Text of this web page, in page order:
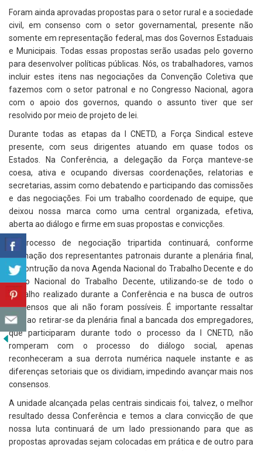
Foram ainda aprovadas propostas para o setor rural e a sociedade
civil, em consenso com o setor governamental, presente não
somente em representação federal, mas dos Governos Estaduais
e Municipais. Todas essas propostas serão usadas pelo governo
para desenvolver políticas públicas. Nós, os trabalhadores, vamos
incluir estes itens nas negociações da Convenção Coletiva que
fazemos com o setor patronal e no Congresso Nacional, agora
com o apoio dos governos, quando o assunto tiver que ser
resolvido por meio de projeto de lei.
Durante todas as etapas da I CNETD, a Força Sindical esteve
presente, com seus dirigentes atuando em quase todos os
Estados. Na Conferência, a delegação da Força manteve-se
coesa, ativa e ocupando diversas coordenações, relatorias e
secretarias, assim como debatendo e participando das comissões
e das negociações. Foi um trabalho coordenado de equipe, que
deixou nossa marca como uma central organizada, efetiva,
aberta ao diálogo e firme em suas propostas e convicções.
O processo de negociação tripartida continuará, conforme
afirmação dos representantes patronais durante a plenária final,
na contrução da nova Agenda Nacional do Trabalho Decente e do
Plano Nacional do Trabalho Decente, utilizando-se de todo o
trabalho realizado durante a Conferência e na busca de outros
consensos que ali não foram possíveis. É importante ressaltar
que, ao retirar-se da plenária final a bancada dos empregadores,
que participaram durante todo o processo da I CNETD, não
romperam com o processo do diálogo social, apenas
reconheceram a sua derrota numérica naquele instante e as
diferenças setoriais que os dividiam, impedindo avançar mais nos
consensos.
A unidade alcançada pelas centrais sindicais foi, talvez, o melhor
resultado dessa Conferência e temos a clara convicção de que
nossa luta continuará de um lado pressionando para que as
propostas aprovadas sejam colocadas em prática e de outro para